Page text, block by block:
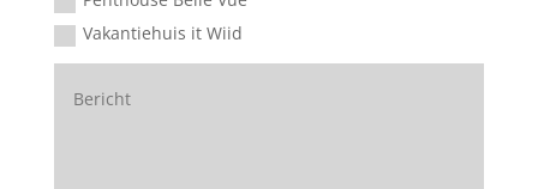
Vakantiehuis it Wiid